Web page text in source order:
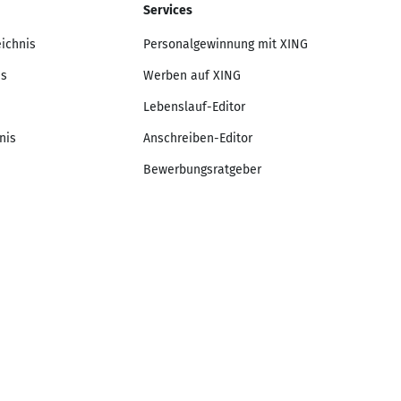
Services
Personalgewinnung mit XING
Werben auf XING
Lebenslauf-Editor
Anschreiben-Editor
Bewerbungsratgeber